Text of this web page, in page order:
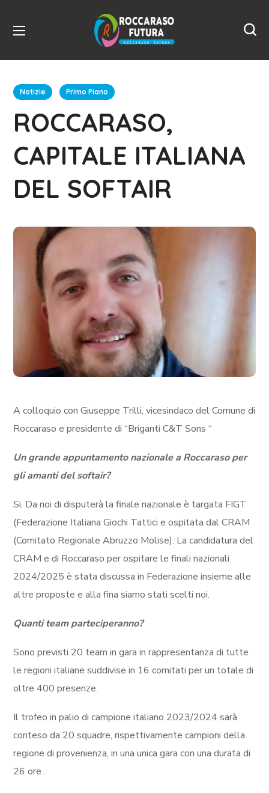
Notizie Primo Piano
ROCCARASO,
CAPITALE ITALIANA
DEL SOFTAIR
A colloquio con Giuseppe Trilli, vicesindaco del Comune di
Roccaraso e presidente di “Briganti C&T Sons “
Un grande appuntamento nazionale a Roccaraso per
gli amanti del softair?
Si. Da noi di disputerà la finale nazionale è targata FIGT
(Federazione Italiana Giochi Tattici e ospitata dal CRAM
(Comitato Regionale Abruzzo Molise). La candidatura del
CRAM e di Roccaraso per ospitare le finali nazionali
2024/2025 è stata discussa in Federazione insieme alle
altre proposte e alla fina siamo stati scelti noi.
Quanti team parteciperanno?
Sono previsti 20 team in gara in rappresentanza di tutte
le regioni italiane suddivise in 16 comitati per un totale di
oltre 400 presenze.
Il trofeo in palio di campione italiano 2023/2024 sarà
conteso da 20 squadre, rispettivamente campioni della
regione di provenienza, in una unica gara con una durata di
26 ore .